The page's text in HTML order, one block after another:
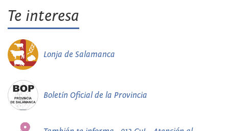
Te interesa
Lonja de Salamanca
Boletín Oficial de la Provincia